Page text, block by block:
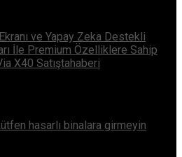
ve Yapay Zeka Destekli
İle Premium Özelliklere Sahip
X40 Satıştahaberi
hasarlı binalara girmeyin